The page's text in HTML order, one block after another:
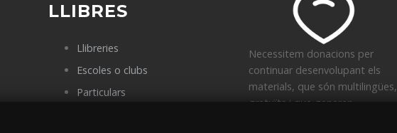
LLIBRES
Llibreries
Escoles o clubs
Particulars
Necessitem donacions per
continuar desenvolupant els
materials, que són multilingües,
gratuïts i que generen